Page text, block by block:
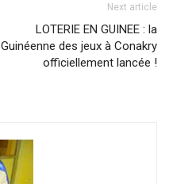
Next article
LOTERIE EN GUINEE : la
Guinéenne des jeux à Conakry
officiellement lancée !